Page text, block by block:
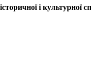
і культурної